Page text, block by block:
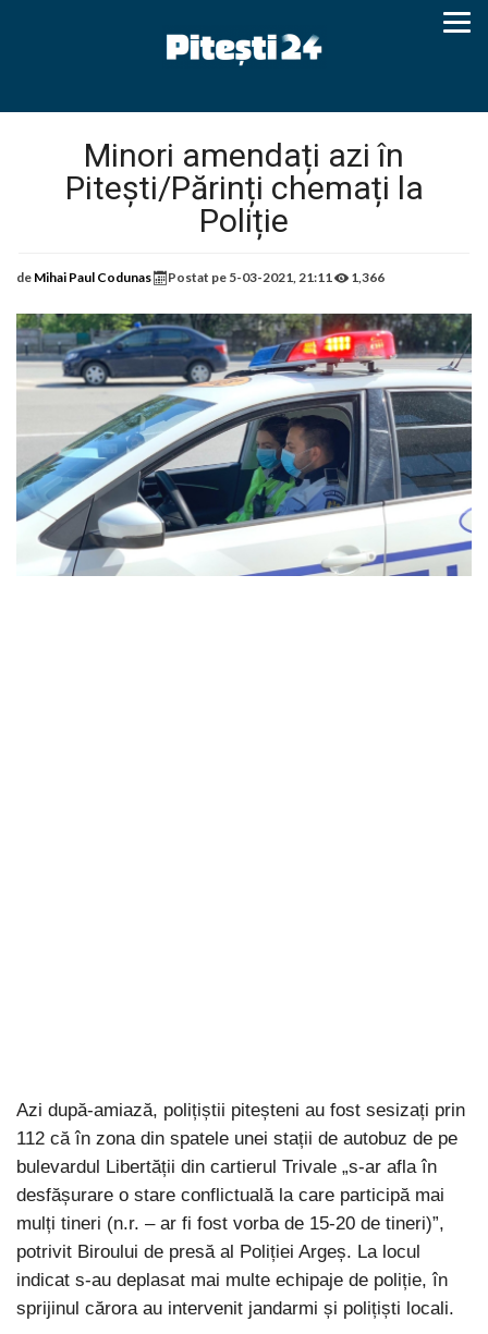
Minori amendați azi în
Pitești/Părinți chemați la
Poliție
de Mihai Paul Codunas Postat pe 5-03-2021, 21:11 1,366
Azi după-amiază, polițiștii piteșteni au fost sesizați prin
112 că în zona din spatele unei stații de autobuz de pe
bulevardul Libertății din cartierul Trivale „s-ar afla în
desfășurare o stare conflictuală la care participă mai
mulți tineri (n.r. – ar fi fost vorba de 15-20 de tineri)”,
potrivit Biroului de presă al Poliției Argeș. La locul
indicat s-au deplasat mai multe echipaje de poliție, în
sprijinul cărora au intervenit jandarmi și polițiști locali.